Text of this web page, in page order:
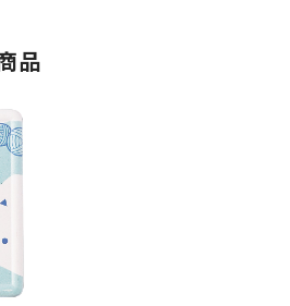
品